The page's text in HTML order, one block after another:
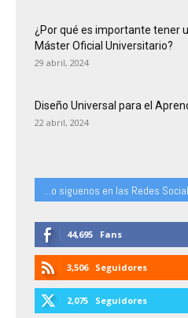
¿Por qué es importante tener
Máster Oficial Universitario?
29 abril, 2024
Diseño Universal para el
22 abril, 2024
...o siguenos en las Redes
44,695 Fans
3,506 Seguidores
2,075 Seguidores